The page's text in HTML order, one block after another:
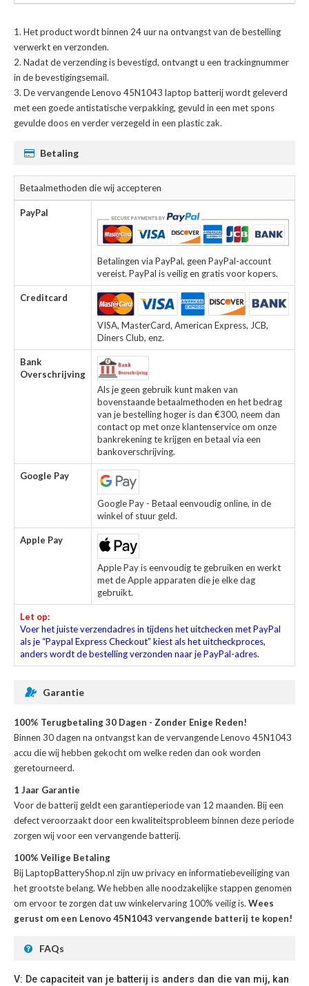
Het product wordt binnen 24 uur na ontvangst van de bestelling
verwerkt en verzonden.
Nadat de verzending is bevestigd, ontvangt u een trackingnummer
in de bevestigingsemail.
Devervangende Lenovo 45N1043 laptop batterijwordt geleverd
met een goede antistatische verpakking, gevuld in een met spons
gevulde doos en verder verzegeld in een plastic zak.
Betaling
Betaalmethoden die wij accepteren
PayPal
Betalingen via PayPal, geen PayPal-account
vereist. PayPal is veilig en gratis voor kopers.
Creditcard
VISA, MasterCard, American Express, JCB,
Diners Club, enz.
Bank
Overschrijving
Als je geen gebruik kunt maken van
bovenstaande betaalmethoden en het bedrag
van je bestelling hoger is dan €300, neem dan
contact op met onze klantenservice om onze
bankrekening te krijgen en betaal via een
bankoverschrijving.
Google Pay
Google Pay - Betaal eenvoudig online, in de
winkel of stuur geld.
Apple Pay
Apple Pay is eenvoudig te gebruiken en werkt
met de Apple apparaten die je elke dag
gebruikt.
Let op:
Voer het juiste verzendadres in tijdens het uitchecken met PayPal
als je “Paypal Express Checkout” kiest als het uitcheckproces,
anders wordt de bestelling verzonden naar je PayPal-adres.
Garantie
100% Terugbetaling 30 Dagen - Zonder Enige Reden!
Binnen 30 dagen na ontvangst kan devervangende Lenovo 45N1043
accu die wij hebben gekocht om welke reden dan ook worden
geretourneerd.
1 Jaar Garantie
Voor debatterij geldt een garantieperiode van 12 maanden. Bij een
defect veroorzaakt door een kwaliteitsprobleem binnen deze periode
zorgen wij voor een vervangende batterij.
100% Veilige Betaling
Bij LaptopBatteryShop.nl zijn uw privacy en informatiebeveiliging van
het grootste belang. We hebben alle noodzakelijke stappen genomen
om ervoor te zorgen dat uw winkelervaring 100% veilig is. Wees
gerust om een Lenovo 45N1043 vervangende batterij te kopen!
FAQs
V: De capaciteit van je batterij is anders dan die van mij, kan